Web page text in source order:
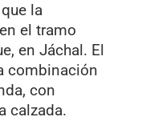
la
el tramo
en Jáchal. El
combinación
con
calzada.